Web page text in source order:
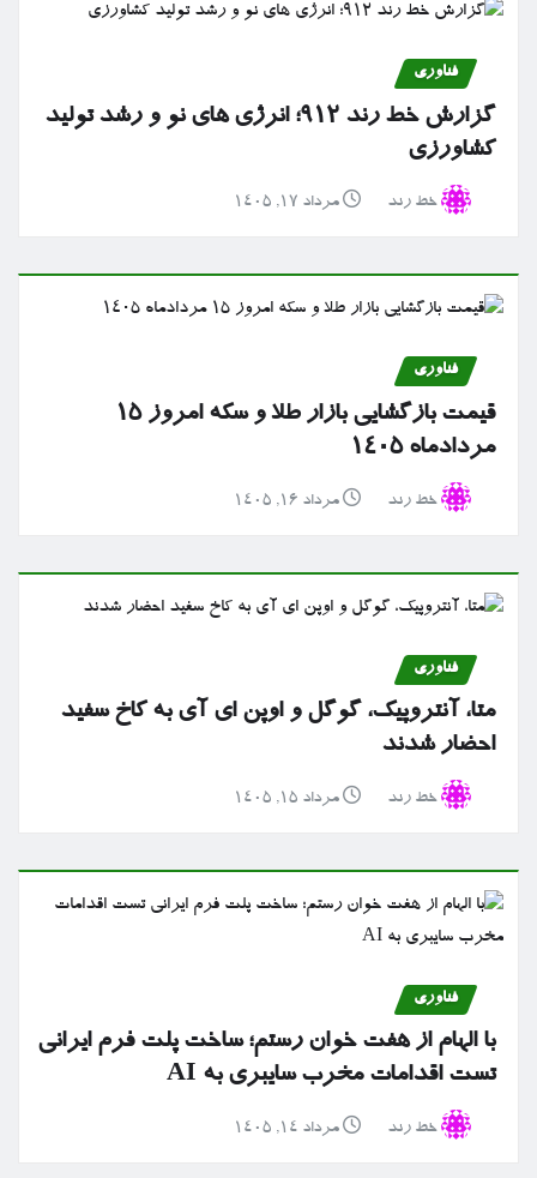
فناوری
گزارش خط رند ۹۱۲؛ انرژی های نو و رشد تولید
کشاورزی
خط رند مرداد ۱۷, ۱۴۰۵
فناوری
قیمت بازگشایی بازار طلا و سکه امروز ۱۵
مردادماه ۱۴۰۵
خط رند مرداد ۱۶, ۱۴۰۵
فناوری
متا، آنتروپیک، گوگل و اوپن ای آی به کاخ سفید
احضار شدند
خط رند مرداد ۱۵, ۱۴۰۵
فناوری
با الهام از هفت خوان رستم؛ ساخت پلت فرم ایرانی
تست اقدامات مخرب سایبری به AI
خط رند مرداد ۱۴, ۱۴۰۵